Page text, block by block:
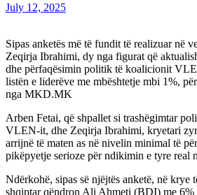
July 12, 2025
Sipas anketës më të fundit të realizuar në
Zeqirja Ibrahimi, dy nga figurat që
dhe përfaqësimin politik të koalicionit
listën e liderëve me mbështetje mbi 1%,
nga MKD.MK
Arben Fetai, që shpallet si trashëgimtar
VLEN-it, dhe Zeqirja Ibrahimi, kryetari
arrijnë të maten as në nivelin minimal të
pikëpyetje serioze për ndikimin e tyre real
Ndërkohë, sipas së njëjtës anketë, në krye
shqiptar qëndron Ali Ahmeti (BDI) me 6%